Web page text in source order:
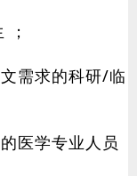
需求的科研/临
医学专业人员